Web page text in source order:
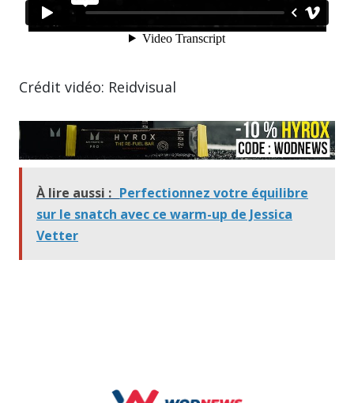
Crédit vidéo: Reidvisual
À lire aussi : Perfectionnez votre équilibre
sur le snatch avec ce warm-up de Jessica
Vetter